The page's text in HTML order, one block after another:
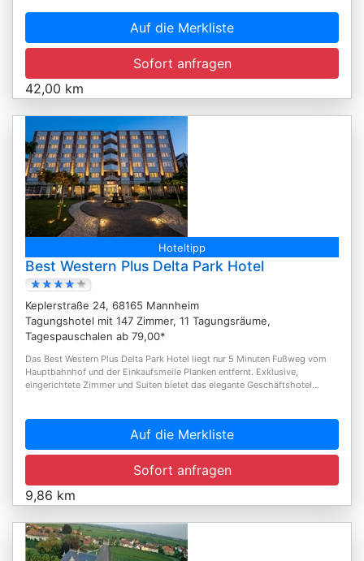
Auf die Merkliste
Sofort anfragen
42,00 km
Hoteltipp
Best Western Plus Delta Park Hotel
Keplerstraße 24, 68165 Mannheim
Tagungshotel mit 147 Zimmer, 11 Tagungsräume,
Tagespauschalen ab 79,00*
Das Best Western Plus Delta Park Hotel liegt nur 5 Minuten Fußweg vom
Hauptbahnhof und der Einkaufsmeile Planken entfernt. Exklusive,
eingerichtete Zimmer und Suiten bietet das elegante Geschäftshotel...
Auf die Merkliste
Sofort anfragen
9,86 km